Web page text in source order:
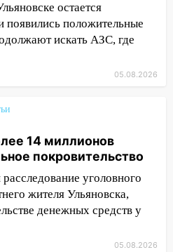
более 14
криминальное
кроссовер сбил 18-
после тройного ДТП
25-летнего байкера
область
по «зебре»:
аварии на
остается
появились положительные
искать АЗС, где
05.08.2026
14 миллионов
покровительство
уголовного
жителя Ульяновска,
денежных средств у
05.08.2026